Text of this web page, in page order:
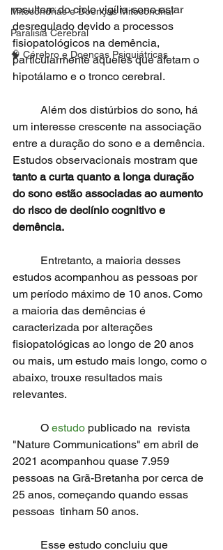
Mitocôndrias e Doenças Mitocondrial
Paralisia Cerebral
🧠 Cérebro e Doenças Psiquiátricas
resultem do ciclo vigília-sono estar
desregulado devido a processos
fisiopatológicos na demência,
particularmente aqueles que afetam o
hipotálamo e o tronco cerebral.
um interesse crescente na associação
entre a duração do sono e a demência.
Estudos observacionais mostram que
tanto a curta quanto a longa duração
do sono estão associadas ao aumento
do risco de declínio cognitivo e
demência.
estudos acompanhou as pessoas por
um período máximo de 10 anos. Como
a maioria das demências é
caracterizada por alterações
fisiopatológicas ao longo de 20 anos
ou mais, um estudo mais longo, como o
abaixo, trouxe resultados mais
relevantes.
	O
estudo publicado na  revista
"Nature Communications" em abril de
2021 acompanhou quase 7.959
pessoas na Grã-Bretanha por cerca de
25 anos, começando quando essas
pessoas  tinham 50 anos.